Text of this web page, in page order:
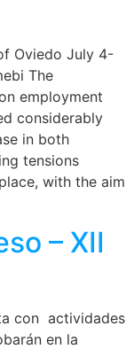
Oviedo July 4-
The
employment
considerably
in both
tensions
with the aim
– XII
con actividades
en la